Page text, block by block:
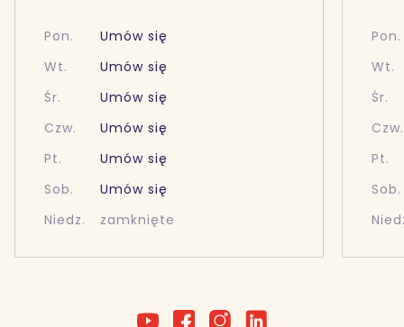
Pon.
Umów się
Wt.
Umów się
Śr.
Umów się
Czw.
Umów się
Pt.
Umów się
Sob.
Umów się
Niedz.
zamknięte
Pon.
Wt.
Śr.
Czw.
Pt.
Sob.